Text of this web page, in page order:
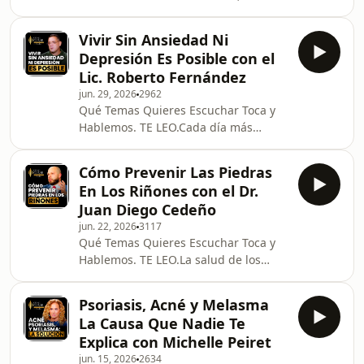
reunimos momentos clave de
distintas entrevistas con especialistas
para hablar sobre
exterior. Sin embargo, cada vez
comprendemos mejor que la salud de
la piel también puede estar
relacionada con lo que ocurre dentro
de nuestro organismo.En este
episodio especial de “Cómo Curar”,
reunimos algunos de los momentos
más interesantes de diferentes e
Vivir Sin Ansiedad Ni
Depresión Es Posible con el
Lic. Roberto Fernández
jun. 29, 20262962
Qué Temas Quieres Escuchar Toca y
Hablemos. TE LEO.Cada día más
levantan cansadas, sienten miedo sin
una razón aparente, pierden la
ilusión por las cosas que antes
disfrutaban y, muchas veces, creen
que tendrán que vivir así para
siempre. Aunque buscan ayuda y
siguen distintos tratamientos, no
siempre logran recuperar la
tranquilidad q
Cómo Prevenir Las Piedras
En Los Riñones con el Dr.
Juan Diego Cedeño
jun. 22, 20263117
Qué Temas Quieres Escuchar Toca y
Hablemos. TE LEO.La salud de los
como la filtración de desechos, el
equilibrio de líquidos y el
mantenimiento de diversos procesos
Psoriasis, Acné y Melasma
La Causa Que Nadie Te
Explica con Michelle Peiret
jun. 15, 20262634